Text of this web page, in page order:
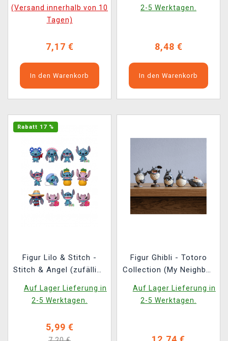
(Versand innerhalb von 10
Tagen)
7,17 €
In den Warenkorb
2-5 Werktagen.
8,48 €
In den Warenkorb
Rabatt 17 %
Figur Lilo & Stitch -
Stitch & Angel (zufällige
Auf Lager Lieferung in
2-5 Werktagen.
5,99 €
Figur Ghibli - Totoro
Collection (My Neighbor
Auswahl)
Auf Lager Lieferung in
2-5 Werktagen.